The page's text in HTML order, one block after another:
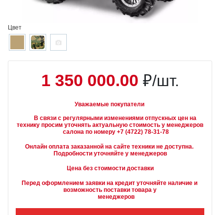
Цвет
1 350 000.00 ₽/шт.
Уважаемые покупатели
технику просим уточнять актуальную стоимость у менеджеров
Онлайн оплата заказанной на сайте техники не доступна.
Подробности уточняйте у менеджеров
Цена без стоимости доставки
Перед оформлением заявки на кредит уточняйте наличие и
возможность поставки товара у
        менеджеров